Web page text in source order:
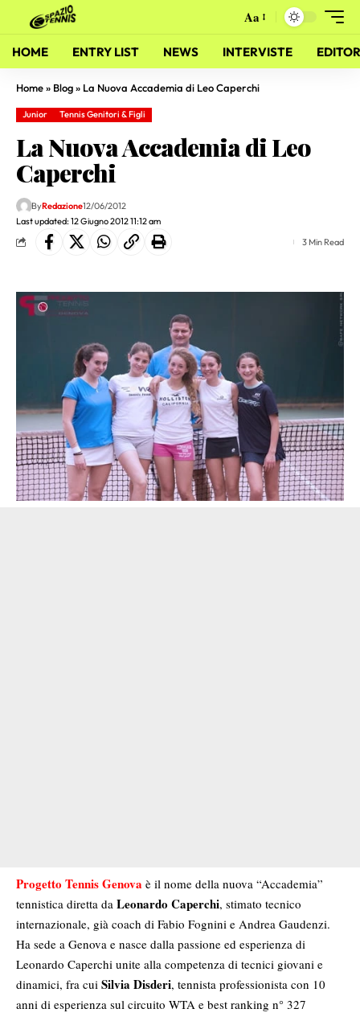
Aa
HOME ENTRY LIST NEWS INTERVISTE
Home» Blog» La Nuova Accademia di Leo Caperchi
Junior Tennis Genitori & Figli
La Nuova Accademia di Leo
Caperchi
Last updated: 12 Giugno 2012 11:12 am
ByRedazione12/06/2012
3 Min Read
Progetto Tennis Genova è il nome della nuova “Accademia”
tennistica diretta da Leonardo Caperchi, stimato tecnico
internazionale, già coach di Fabio Fognini e Andrea Gaudenzi.
Ha sede a Genova e nasce dalla passione ed esperienza di
Leonardo Caperchi unite alla competenza di tecnici giovani e
dinamici, fra cui Silvia Disderi, tennista professionista con 10
anni di esperienza sul circuito WTA e best ranking n° 327